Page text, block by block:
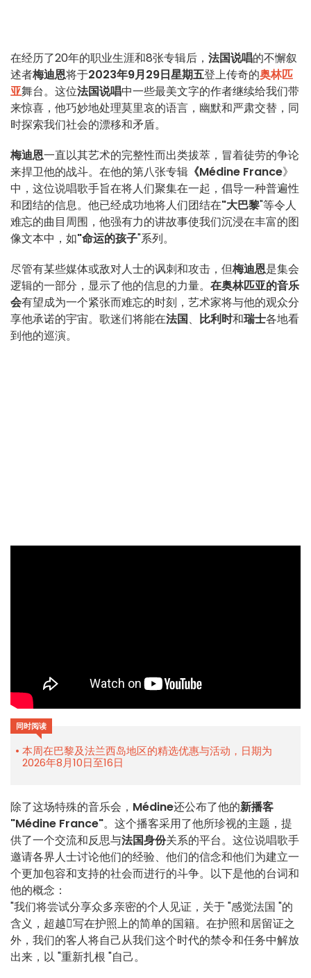
在经历了20年的职业生涯和8张专辑后， 法国说唱的不懈叙
述者梅迪恩将于2023年9月29日星期五登上传奇的奥林匹
亚舞台。这位法国说唱中一些最美文字的作者继续给我们带
来惊喜，他巧妙地处理莫里哀的语言，幽默和严肃交替，同
时探索我们社会的漂移和矛盾。
梅迪恩一直以其艺术的完整性而出类拔萃，冒着徒劳的争论
来捍卫他的战斗。在他的第八张专辑 《Médine France》
中，这位说唱歌手旨在将人们聚集在一起，倡导一种普遍性
和团结的信息。他已经成功地将人们团结在"大巴黎"等令人
难忘的曲目周围，他强有力的讲故事使我们沉浸在丰富的图
像文本中，如"命运的孩子"系列。
尽管有某些媒体或敌对人士的讽刺和攻击，但梅迪恩是集会
逻辑的一部分，显示了他的信息的力量。 在奥林匹亚的音乐
会有望成为一个紧张而难忘的时刻，艺术家将与他的观众分
享他承诺的宇宙。歌迷们将能在法国、 比利时和瑞士各地看
到他的巡演。
同时阅读
本周在巴黎及法兰西岛地区的精选优惠与活动，日期为
2026年8月10日至16日
除了这场特殊的音乐会， Médine还公布了他的新播客
"Médine France"。这个播客采用了他所珍视的主题，提
供了一个交流和反思与法国身份关系的平台。这位说唱歌手
邀请各界人士讨论他们的经验、他们的信念和他们为建立一
个更加包容和支持的社会而进行的斗争。以下是他的台词和
他的概念：
"我们将尝试分享众多亲密的个人见证，关于 "感觉法国 "的
含义，超越了̀写在护照上的简单的国籍。在护照和居留证之
外，我们的客人将自己从我们这个时代的禁令和任务中解放
出来，以 "重新扎根 "自己。